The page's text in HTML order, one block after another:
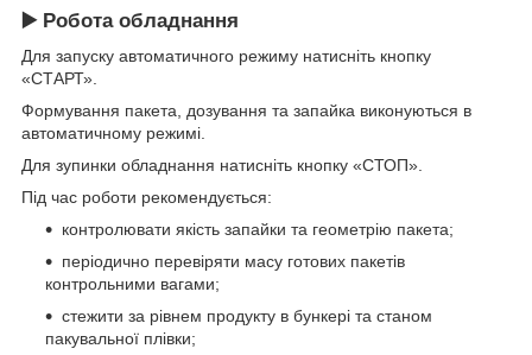
▶️ Робота обладнання
Для запуску автоматичного режиму натисніть кнопку
«СТАРТ».
Формування пакета, дозування та запайка виконуються в
автоматичному режимі.
Для зупинки обладнання натисніть кнопку «СТОП».
Під час роботи рекомендується:
контролювати якість запайки та геометрію пакета;
періодично перевіряти масу готових пакетів
контрольними вагами;
стежити за рівнем продукту в бункері та станом
пакувальної плівки;